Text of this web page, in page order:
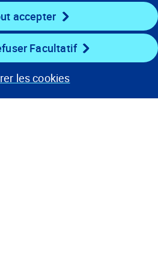
accepter
Facultatif
les cookies